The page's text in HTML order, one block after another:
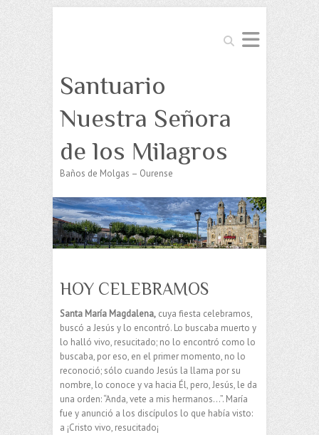
Buscar
Santuario
Nuestra Señora
de los Milagros
Baños de Molgas – Ourense
HOY CELEBRAMOS
Santa María Magdalena, cuya fiesta celebramos,
buscó a Jesús y lo encontró. Lo buscaba muerto y
lo halló vivo, resucitado; no lo encontró como lo
buscaba, por eso, en el primer momento, no lo
reconoció; sólo cuando Jesús la llama por su
nombre, lo conoce y va hacia Él, pero, Jesús, le da
una orden: “Anda, vete a mis hermanos…”. María
fue y anunció a los discípulos lo que había visto:
a ¡Cristo vivo, resucitado¡